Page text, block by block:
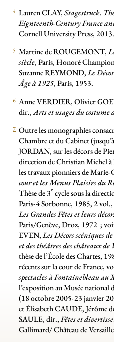
4 Lauren CLAY,Stagestruck.
Eignteenth-Century France
Cornell University Press, 2013.
5 Martine de ROUGEMONT,
siècle, Paris, Honoré
Suzanne REYMOND,Le
Âge à 1925, Paris, 1953.
6 Anne VERDIER, Olivier
dir.,Arts et usages du costume
7 Outre les monographies
Chambre et du Cabinet
JORDAN, sur les décors de
direction de Christian Michel à
les travaux pionniers de
cour et les Menus Plaisirs du
Thèse de 3ecycle sous la
Paris-4 Sorbonne, 1985, 2
Les Grandes Fêtes et leurs
Paris/Genève, Droz, 1972 ;
EVEN,Les Décors scéniques
et des théâtres des châteaux
thèse de l’École des Chartes,
récents sur la cour de France,
spectacles à Fontainebleau
l’exposition au Musée national
(18 octobre 2005-23 janvier
et Élisabeth CAUDE, Jérôme
SAULE, dir.,Fêtes et
Gallimard/ Château de